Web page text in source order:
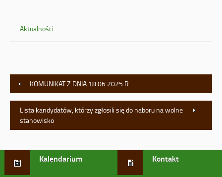
Aktualności
KOMUNIKAT Z DNIA 18.06.2025 R.
Lista kandydatów, którzy zgłosili się do naboru na wolne
stanowisko
Kalendarium Kontakt